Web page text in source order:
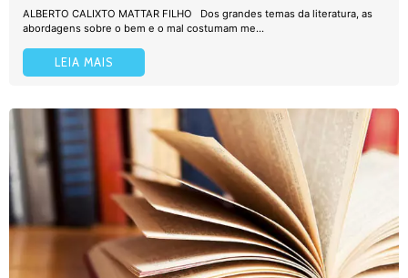
ALBERTO CALIXTO MATTAR FILHO Dos grandes temas da literatura, as
abordagens sobre o bem e o mal costumam me...
LEIA MAIS